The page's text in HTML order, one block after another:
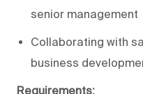
senior management
Collaborating with
business
Requirements: